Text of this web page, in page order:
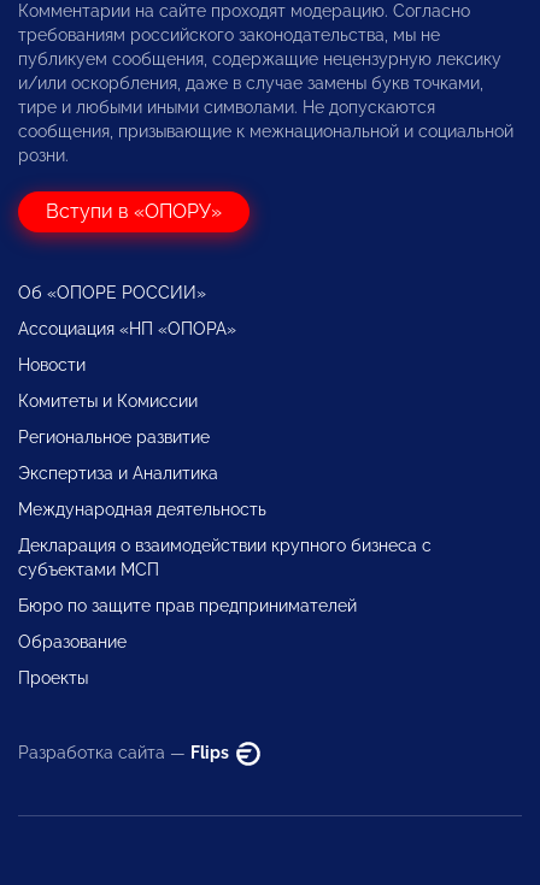
Комментарии на сайте проходят модерацию. Согласно
требованиям российского законодательства, мы не
публикуем сообщения, содержащие нецензурную лексику
и/или оскорбления, даже в случае замены букв точками,
тире и любыми иными символами. Не допускаются
сообщения, призывающие к межнациональной и социальной
розни.
Вступи в «ОПОРУ»
Об «ОПОРЕ РОССИИ»
Ассоциация «НП «ОПОРА»
Новости
Комитеты и Комиссии
Региональное развитие
Экспертиза и Аналитика
Международная деятельность
Декларация о взаимодействии крупного бизнеса с
субъектами МСП
Бюро по защите прав предпринимателей
Образование
Проекты
Разработка сайта — Flips